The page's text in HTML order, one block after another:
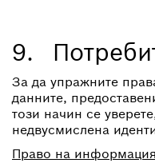
9.
За да упражните
данните,
този начин се
недвусмислена
Право на